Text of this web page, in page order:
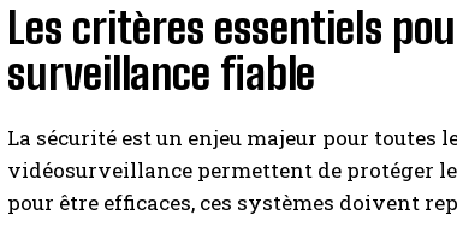
Les critères essentiels
surveillance fiable
La sécurité est un enjeu majeur pour toutes
vidéosurveillance permettent de protéger
pour être efficaces, ces systèmes doivent